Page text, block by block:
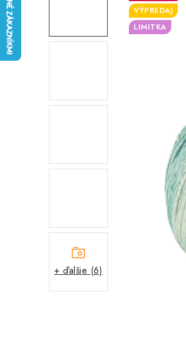
+ ďalšie (6)
VÝPREDAJ
LIMITKA